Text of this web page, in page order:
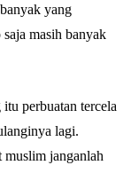
yang
masih banyak
perbuatan tercela
lagi.
muslim janganlah